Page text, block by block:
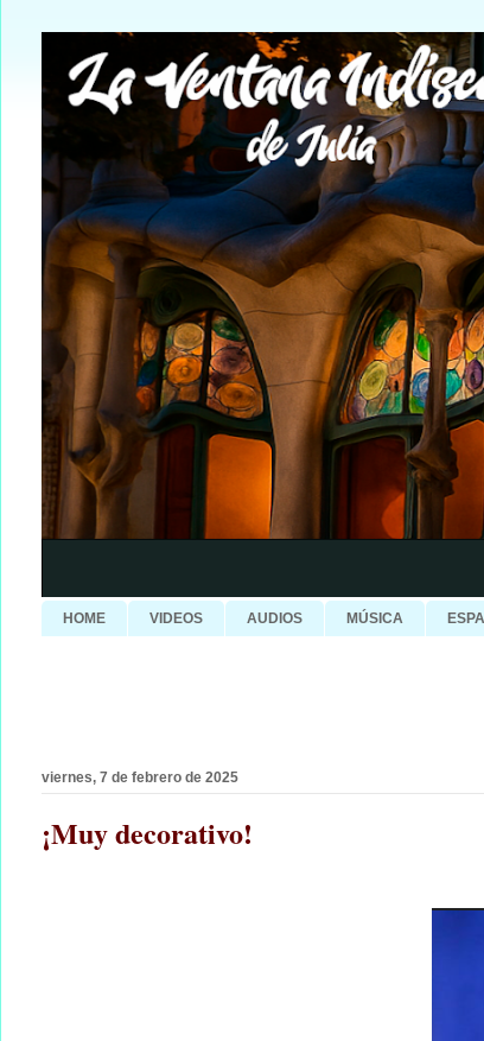
HOME VIDEOS AUDIOS MÚSICA
viernes, 7 de febrero de 2025
¡Muy decorativo!